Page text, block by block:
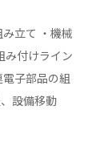
立て ・機械
み付けライン
子部品の組
設備移動